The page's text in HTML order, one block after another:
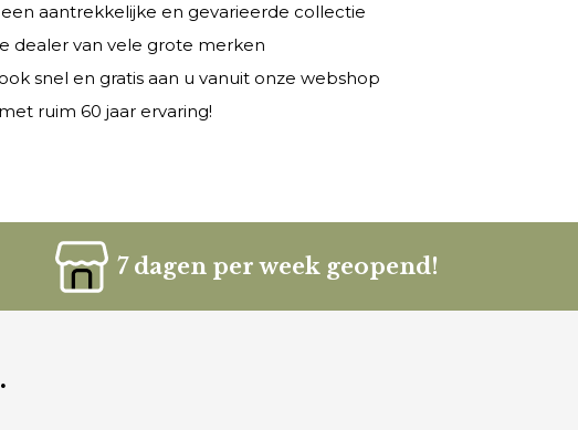
aantrekkelijke en gevarieerde collectie
dealer van vele grote merken
snel en gratis aan u vanuit onze webshop
ruim 60 jaar ervaring!
7 dagen per week geopend!
.